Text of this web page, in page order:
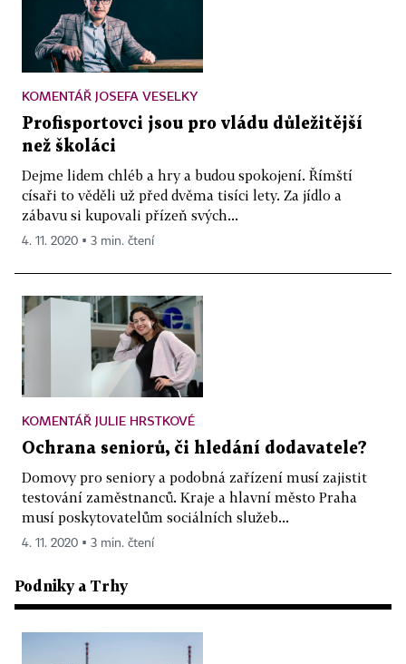
KOMENTÁŘ JOSEFA VESELKY
Profisportovci jsou pro vládu důležitější
než školáci
Dejme lidem chléb a hry a budou spokojení. Římští
císaři to věděli už před dvěma tisíci lety. Za jídlo a
zábavu si kupovali přízeň svých...
4. 11. 2020 ▪ 3 min. čtení
KOMENTÁŘ JULIE HRSTKOVÉ
Ochrana seniorů, či hledání dodavatele?
Domovy pro seniory a podobná zařízení musí zajistit
testování zaměstnanců. Kraje a hlavní město Praha
musí poskytovatelům sociálních služeb...
4. 11. 2020 ▪ 3 min. čtení
Podniky a Trhy